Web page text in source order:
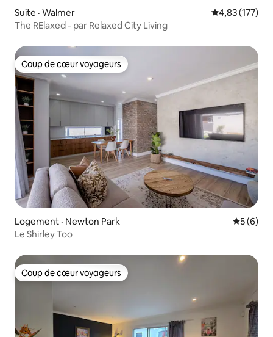
Suite · Walmer Note
4,83 (177)
The RElaxed - par Relaxed City Living
Coup de cœur voyageurs
Coup de cœur voyageurs
Logement · Newton Park Note
5 (6)
Le Shirley Too
Coup de cœur voyageurs
Coup de cœur voyageurs